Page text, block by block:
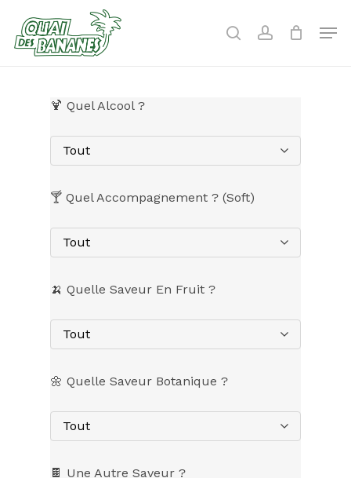
main
content
searchaccount
🍹 Quel Alcool ?
Tout
🍸 Quel Accompagnement ? (Soft)
Tout
🍌 Quelle Saveur En Fruit ?
Tout
🌼 Quelle Saveur Botanique ?
Tout
🍫 Une Autre Saveur ?